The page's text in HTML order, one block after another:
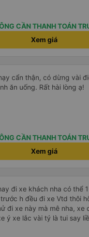
nghiệm của tôi lại nói là
tôi sẽ xóa app vé xe rẻ
tôi cũng sẽ viết bài trên
cả về Dalat lẫn vé xe rẻ.
CẦN THANH TOÁN
Xem giá
cẩn thận, có dừng vài
ăn uống. Rất hài lòng ạ!
CẦN THANH TOÁN
Xem giá
đi xe khách nha có thể 1
h đều đi xe Vtd thôi
đi xe này mà mê nha, xe
ý xe lắc vài tý là tui say
thậm chí gần nữa đoạn đg